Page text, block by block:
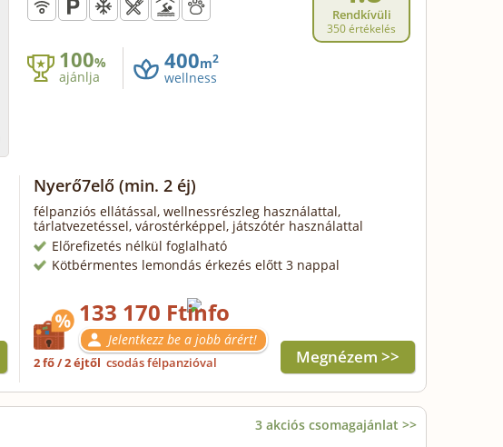
Rendkívüli
350 értékelés
100%
ajánlja
400m2
wellness
Nyerő7elő (min. 2 éj)
félpanziós ellátással, wellnessrészleg használattal,
tárlatvezetéssel, várostérképpel, játszótér használattal
Előrefizetés nélkül foglalható
Kötbérmentes lemondás érkezés előtt 3 nappal
133 170 Ft
Jelentkezz be a jobb árért!
2 fő / 2 éjtől csodás félpanzióval Megnézem >>
3 akciós csomagajánlat >>